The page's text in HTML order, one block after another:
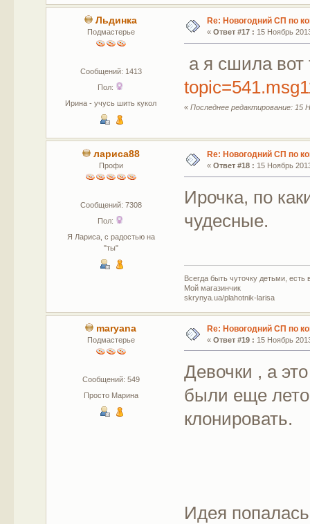
Льдинка
Подмастерье
Сообщений: 1413
Пол:
Ирина - учусь шить кукол
Re: Новогодний СП по
« Ответ #17 : 15 Ноябрь
а я сшила вот
«Последнее редактирование: 15
лариса88
Профи
Сообщений: 7308
Пол:
Я Лариса, с радостью на
"ты"
Re: Новогодний СП по
« Ответ #18 : 15 Ноябрь
Ирочка, по
чудесные.
Всегда быть чуточку детьми,
Мой магазинчик
skrynya.ua/plahotnik-larisa
maryana
Подмастерье
Сообщений: 549
Просто Марина
Re: Новогодний СП по
« Ответ #19 : 15 Ноябрь
Девочки , а
были еще
клонировать.
Идея